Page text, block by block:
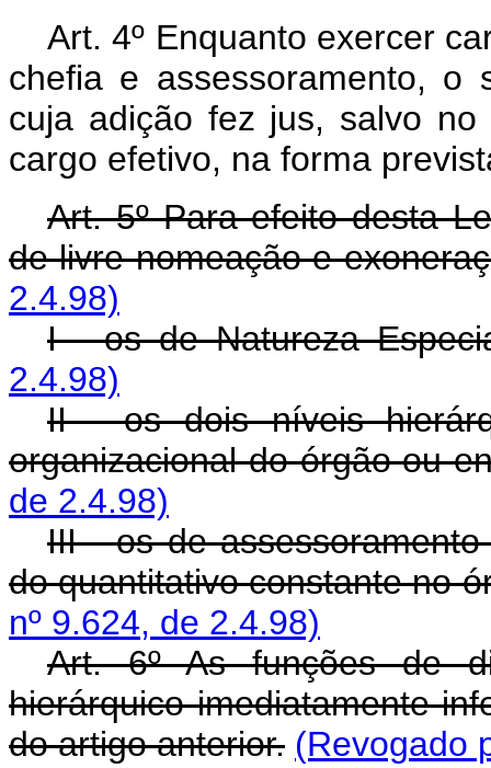
Art. 4º Enquanto exercer
chefia e assessoramento, o
cuja adição fez jus, salvo
cargo efetivo, na forma
Art. 5º Para efeito desta
de livre nomeação e
2.4.98)
I - os de Natureza
2.4.98)
II - os dois níveis
organizacional do órgão ou
de 2.4.98)
III - os de
do quantitativo constante no
nº 9.624, de 2.4.98)
Art. 6º As funções de
hierárquico imediatamente
do artigo anterior. (Revogado